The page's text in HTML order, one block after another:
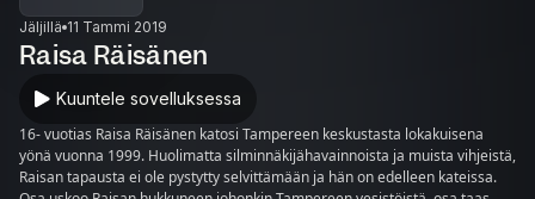
Jäljillä 11 Tammi 2019
Raisa Räisänen
Kuuntele sovelluksessa
16- vuotias Raisa Räisänen katosi Tampereen keskustasta lokakuisena
yönä vuonna 1999. Huolimatta silminnäkijähavainnoista ja muista vihjeistä,
Raisan tapausta ei ole pystytty selvittämään ja hän on edelleen kateissa.